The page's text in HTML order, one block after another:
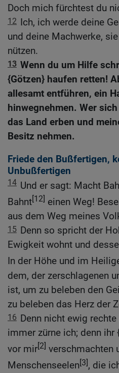
Doch mich fürchtest du
12 Ich, ich werde deine
und deine Machwerke,
nützen.
13 Wenn du um Hilfe
{Götzen} haufen retten!
allesamt entführen, ein
hinwegnehmen. Wer
das Land erben und
Besitz nehmen.
Friede den Bußfertigen,
Unbußfertigen
14 Und er sagt: Macht
Bahnt[12] einen Weg!
aus dem Weg meines
15 Denn so spricht der
Ewigkeit wohnt und
In der Höhe und im
dem, der zerschlagenen
ist, um zu beleben den
zu beleben das Herz der
16 Denn nicht ewig
immer zürne ich; denn ihr
vor mir[2] verschmachten
Menschenseelen[3], die